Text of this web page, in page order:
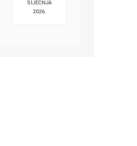
SIJEČNJA
2026.